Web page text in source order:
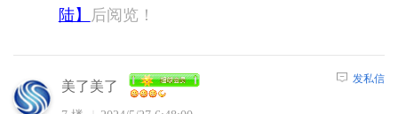
陆】
后阅览！
美了美了 发私信